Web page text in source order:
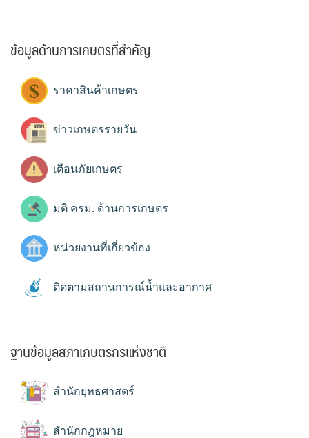
ข้อมูลด้านการเกษตรที่สำคัญ
ราคาสินค้าเกษตร
ข่าวเกษตรรายวัน
เตือนภัยเกษตร
มติ ครม. ด้านการเกษตร
หน่วยงานที่เกี่ยวข้อง
ติดตามสถานการณ์น้ำและอากาศ
ฐานข้อมูลสภาเกษตรกรแห่งชาติ
สำนักยุทธศาสตร์
สำนักกฎหมาย